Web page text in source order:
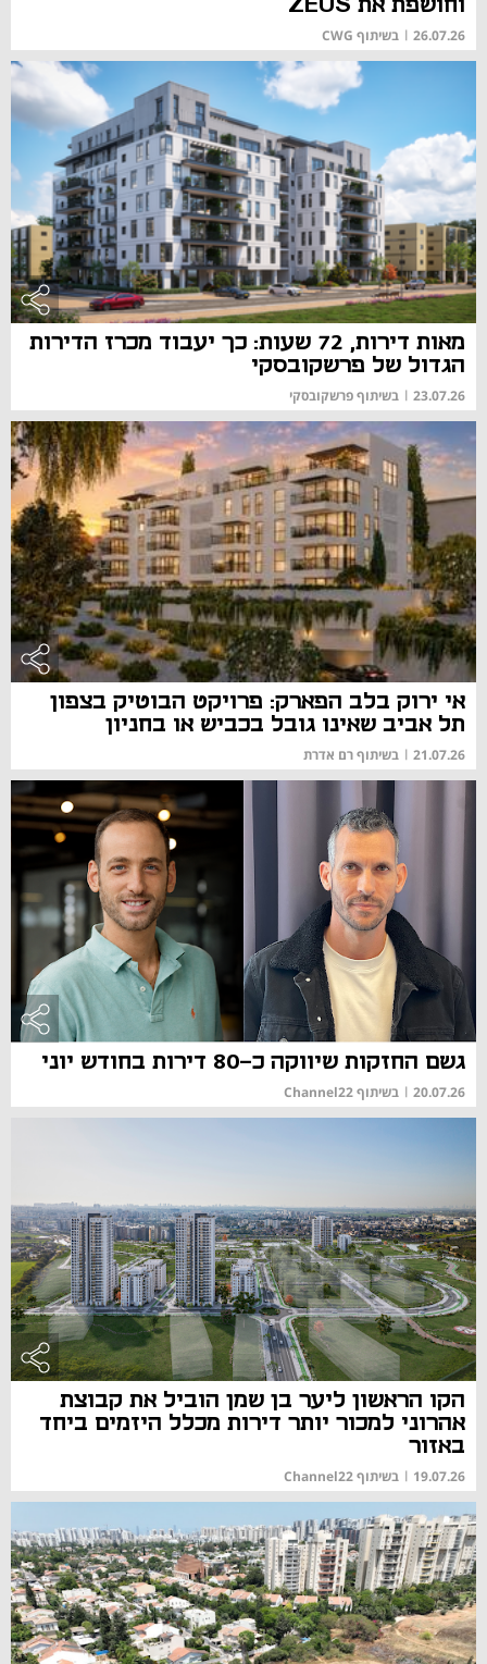
26.07.26
| בשיתוף CWG
מאות דירות, 72 שעות: כך יעבוד מכרז הדירות
הגדול של פרשקובסקי
23.07.26
| בשיתוף פרשקובסקי
אי ירוק בלב הפארק: פרויקט הבוטיק בצפון
תל אביב שאינו גובל בכביש או בחניון
21.07.26
| בשיתוף רם אדרת
גשם החזקות שיווקה כ-80 דירות בחודש יוני
20.07.26
| בשיתוף Channel22
הקו הראשון ליער בן שמן הוביל את קבוצת
אהרוני למכור יותר דירות מכלל היזמים ביחד
באזור
19.07.26
| בשיתוף Channel22